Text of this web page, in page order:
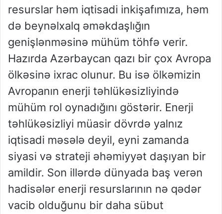
resurslar həm iqtisadi inkişafımıza, həm
də beynəlxalq əməkdaşlığın
genişlənməsinə mühüm töhfə verir.
Hazırda Azərbaycan qazı bir çox Avropa
ölkəsinə ixrac olunur. Bu isə ölkəmizin
Avropanın enerji təhlükəsizliyində
mühüm rol oynadığını göstərir. Enerji
təhlükəsizliyi müasir dövrdə yalnız
iqtisadi məsələ deyil, eyni zamanda
siyasi və strateji əhəmiyyət daşıyan bir
amildir. Son illərdə dünyada baş verən
hadisələr enerji resurslarının nə qədər
vacib olduğunu bir daha sübut